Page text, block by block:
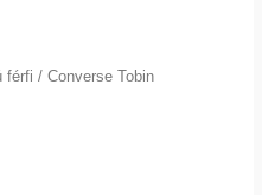
férfi / Converse Tobin